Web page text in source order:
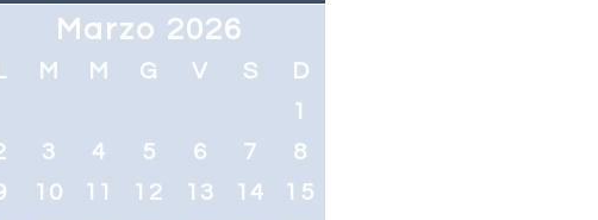
Marzo 2026
M M G V S
D
1
3 4 5 6 7
8
10 11 12 13 14
15